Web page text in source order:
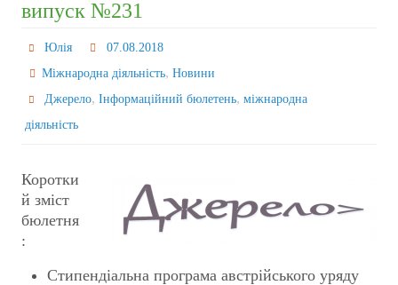
випуск №231
Юлія
07.08.2018
Міжнародна діяльність,Новини
Джерело,Інформаційний бюлетень,міжнародна
діяльність
Коротки
й зміст
бюлетня
:
Стипендіальна програма австрійського уряду